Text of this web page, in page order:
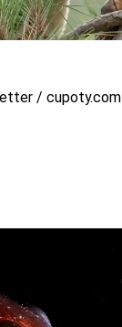
/ cupoty.com